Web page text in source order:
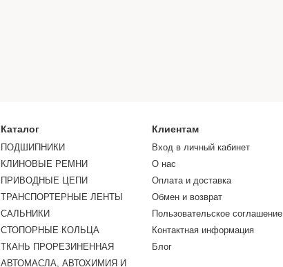
Каталог
ПОДШИПНИКИ
КЛИНОВЫЕ РЕМНИ
ПРИВОДНЫЕ ЦЕПИ
ТРАНСПОРТЕРНЫЕ ЛЕНТЫ
САЛЬНИКИ
СТОПОРНЫЕ КОЛЬЦА
ТКАНЬ ПРОРЕЗИНЕННАЯ
АВТОМАСЛА, АВТОХИМИЯ И
Клиентам
Вход в личный кабинет
О нас
Оплата и доставка
Обмен и возврат
Пользовательское соглашение
Контактная информация
Блог